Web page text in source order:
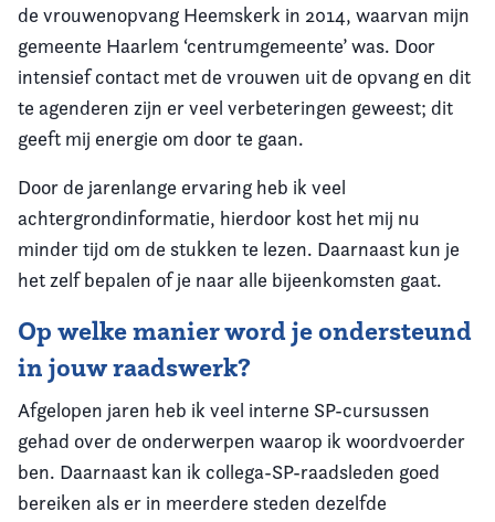
de vrouwenopvang Heemskerk in 2014, waarvan mijn
gemeente Haarlem ‘centrumgemeente’ was. Door
intensief contact met de vrouwen uit de opvang en dit
te agenderen zijn er veel verbeteringen geweest; dit
geeft mij energie om door te gaan.
Door de jarenlange ervaring heb ik veel
achtergrondinformatie, hierdoor kost het mij nu
minder tijd om de stukken te lezen. Daarnaast kun je
het zelf bepalen of je naar alle bijeenkomsten gaat.
Op welke manier word je ondersteund
in jouw raadswerk?
Afgelopen jaren heb ik veel interne SP-cursussen
gehad over de onderwerpen waarop ik woordvoerder
ben. Daarnaast kan ik collega-SP-raadsleden goed
bereiken als er in meerdere steden dezelfde